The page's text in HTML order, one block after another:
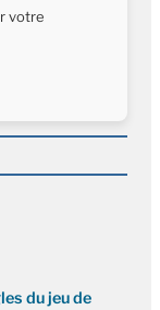
votre
du jeu de